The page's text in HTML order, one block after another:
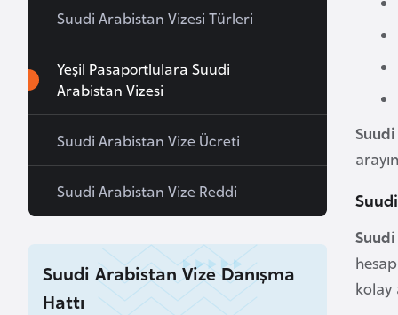
kolay
Suudi Arabistan Vizesi Türleri
Yeşil Pasaportlulara Suudi
Arabistan Vizesi
Suudi Arabistan Vize Ücreti
Suudi Arabistan Vize Reddi
Suudi Arabistan Vize Danışma
Hattı
e
B
a
l
e